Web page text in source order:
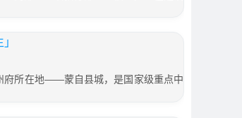
府所在地——蒙自县城，是国家级重点中